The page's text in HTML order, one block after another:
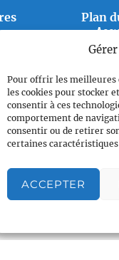
Pour offrir les meilleures
les cookies pour stocker
consentir à ces
comportement de
consentir ou de retirer
certaines
ACCEPTER
Plan
Qui